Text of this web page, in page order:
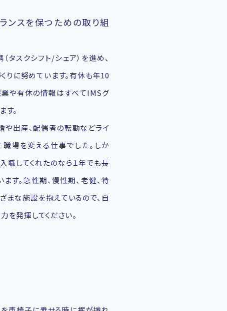
ンスを保つための取り組
スクシフト/シェア）を進め、
りに努めています。有休も年10
や有休の情報はすべてIMSグ
。
や出産、配偶者の転勤などライ
場を変える仕事でした。しか
職してくれたのなら１年でも長
す。急性期、慢性期、老健、特
まな施設を抱えているので、自
発揮してください。